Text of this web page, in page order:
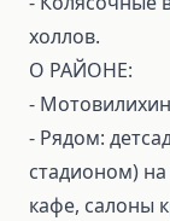
холлов.
О РАЙОНЕ:
-
- Рядом:
стадионом)
кафе, салоны